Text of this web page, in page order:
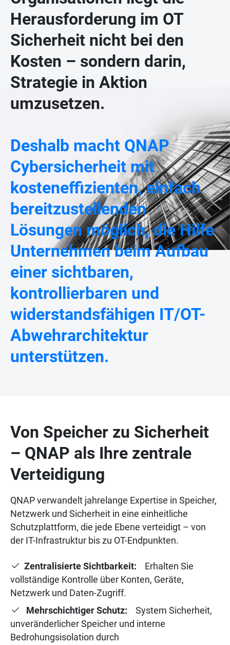
Herausforderung im OT
Sicherheit nicht bei den
Kosten – sondern darin,
Strategie in Aktion
umzusetzen.
Deshalb macht QNAP
Cybersicherheit mit
kosteneffizienten, einfach
bereitzustellenden
Lösungen möglich, die Hilfe
Unternehmen beim Aufbau
einer sichtbaren,
kontrollierbaren und
widerstandsfähigen IT/OT-
Abwehrarchitektur
unterstützen.
Von Speicher zu Sicherheit
– QNAP als Ihre zentrale
Verteidigung
QNAP verwandelt jahrelange Expertise in Speicher,
Netzwerk und Sicherheit in eine einheitliche
Schutzplattform, die jede Ebene verteidigt – von
der IT-Infrastruktur bis zu OT-Endpunkten.
Zentralisierte Sichtbarkeit:
Erhalten Sie
vollständige Kontrolle über Konten, Geräte,
Netzwerk und Daten-Zugriff.
Mehrschichtiger Schutz:
System Sicherheit,
unveränderlicher Speicher und interne
Bedrohungsisolation durch